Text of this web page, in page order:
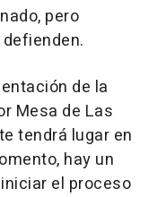
pero
de la
Mesa de Las
tendrá lugar en
hay un
el proceso